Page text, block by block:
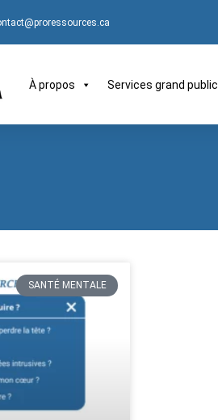
À propos Services grand public
SANTÉ MENTALE